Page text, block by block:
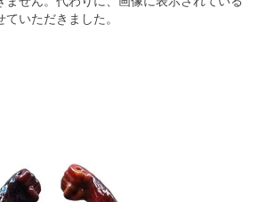
いただきました。